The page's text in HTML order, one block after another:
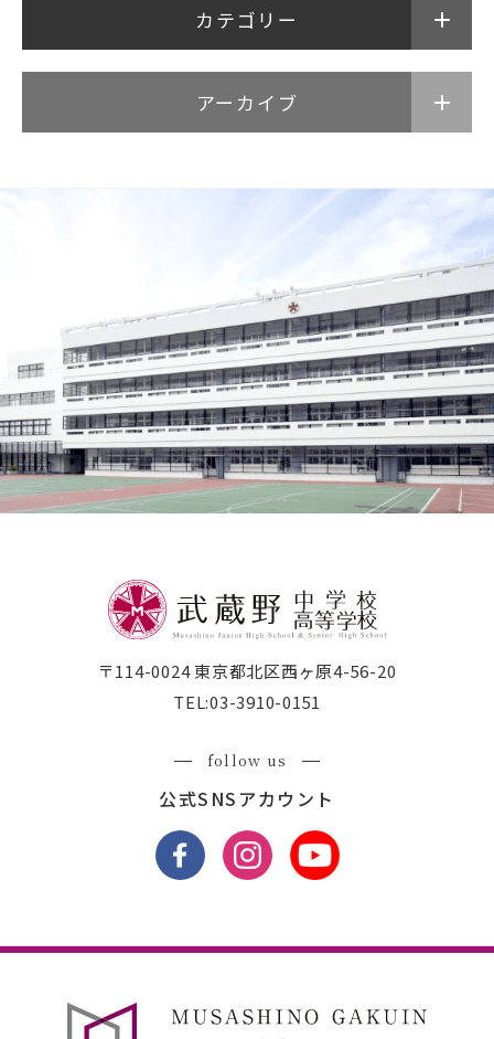
カテゴリー
アーカイブ
〒114-0024 東京都北区西ヶ原4-56-20
TEL:03-3910-0151
follow us
公式SNSアカウント